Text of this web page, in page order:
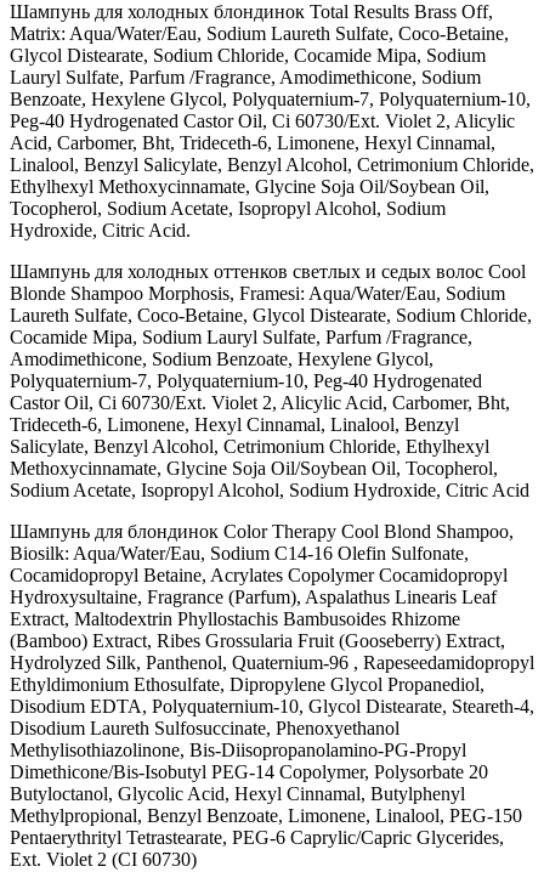
Шампунь для холодных блондинок Total Results Brass Off,
Matrix: Aqua/Water/Eau, Sodium Laureth Sulfate, Coco-Betaine,
Glycol Distearate, Sodium Chloride, Cocamide Mipa, Sodium
Lauryl Sulfate, Parfum /Fragrance, Amodimethicone, Sodium
Benzoate, Hexylene Glycol, Polyquaternium-7, Polyquaternium-10,
Peg-40 Hydrogenated Castor Oil, Ci 60730/Ext. Violet 2, Alicylic
Acid, Carbomer, Bht, Trideceth-6, Limonene, Hexyl Cinnamal,
Linalool, Benzyl Salicylate, Benzyl Alcohol, Cetrimonium Chloride,
Ethylhexyl Methoxycinnamate, Glycine Soja Oil/Soybean Oil,
Tocopherol, Sodium Acetate, Isopropyl Alcohol, Sodium
Hydroxide, Citric Acid.
Шампунь для холодных оттенков светлых и седых волос Cool
Blonde Shampoo Morphosis, Framesi: Aqua/Water/Eau, Sodium
Laureth Sulfate, Coco-Betaine, Glycol Distearate, Sodium Chloride,
Cocamide Mipa, Sodium Lauryl Sulfate, Parfum /Fragrance,
Amodimethicone, Sodium Benzoate, Hexylene Glycol,
Polyquaternium-7, Polyquaternium-10, Peg-40 Hydrogenated
Castor Oil, Ci 60730/Ext. Violet 2, Alicylic Acid, Carbomer, Bht,
Trideceth-6, Limonene, Hexyl Cinnamal, Linalool, Benzyl
Salicylate, Benzyl Alcohol, Cetrimonium Chloride, Ethylhexyl
Methoxycinnamate, Glycine Soja Oil/Soybean Oil, Tocopherol,
Sodium Acetate, Isopropyl Alcohol, Sodium Hydroxide, Citric Acid
Шампунь для блондинок Color Therapy Cool Blond Shampoo,
Biosilk: Aqua/Water/Eau, Sodium C14-16 Olefin Sulfonate,
Cocamidopropyl Betaine, Acrylates Copolymer Cocamidopropyl
Hydroxysultaine, Fragrance (Parfum), Aspalathus Linearis Leaf
Extract, Maltodextrin Phyllostachis Bambusoides Rhizome
(Bamboo) Extract, Ribes Grossularia Fruit (Gooseberry) Extract,
Hydrolyzed Silk, Panthenol, Quaternium-96 , Rapeseedamidopropyl
Ethyldimonium Ethosulfate, Dipropylene Glycol Propanediol,
Disodium EDTA, Polyquaternium-10, Glycol Distearate, Steareth-4,
Disodium Laureth Sulfosuccinate, Phenoxyethanol
Methylisothiazolinone, Bis-Diisopropanolamino-PG-Propyl
Dimethicone/Bis-Isobutyl PEG-14 Copolymer, Polysorbate 20
Butyloctanol, Glycolic Acid, Hexyl Cinnamal, Butylphenyl
Methylpropional, Benzyl Benzoate, Limonene, Linalool, PEG-150
Pentaerythrityl Tetrastearate, PEG-6 Caprylic/Capric Glycerides,
Ext. Violet 2 (CI 60730)